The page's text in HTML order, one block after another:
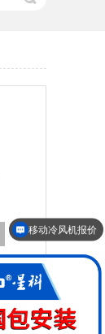
降温方案设计